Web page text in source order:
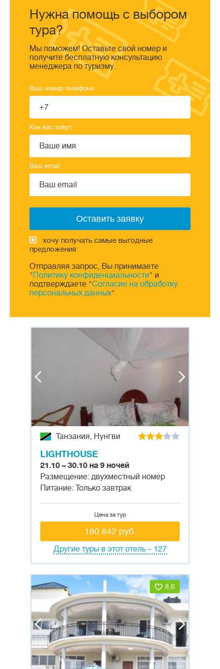
Нужна помощь с выбором
тура?
Мы поможем! Оставьте свой номер и
получите бесплатную консультацию
менеджера по туризму.
Ваш номер телефона
Как вас зовут
Ваш email
хочу получать самые выгодные
предложения
Отправляя запрос, Вы принимаете
"Политику конфиденциальности" и
подтверждаете "Согласие на обработку
персональных данных"
Танзания, Нунгви
LIGHTHOUSE
21.10 – 30.10 на 9 ночей
Размещение: двухместный номер
Питание: Только завтрак
Другие туры в этот отель – 127
Цена за тур
180 842 руб.
8,6